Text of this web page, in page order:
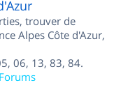
trouver de
Alpes Côte d'Azur,
06, 13, 83, 84.